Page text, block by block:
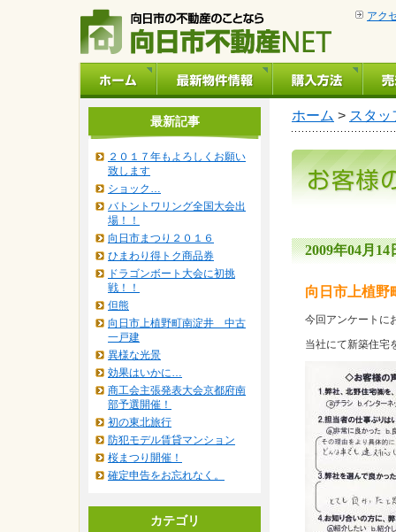
アク
ホーム > スタッ
2009年04月14
向日市上植野
今回アンケートに
当社にて新築住宅
最新記事
２０１７年もよろしくお願い
致します
ショック…
バトントワリング全国大会出
場！！
向日市まつり２０１６
ひまわり得トク商品券
ドラゴンボート大会に初挑
戦！！
但熊
向日市上植野町南淀井 中古
一戸建
異様な光景
効果はいかに…
商工会主張発表大会京都府南
部予選開催！
初の東北旅行
防犯モデル賃貸マンション
桜まつり開催！
確定申告をお忘れなく。
カテゴリ